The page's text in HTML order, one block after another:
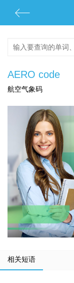
AERO code
航空气象码
相关短语